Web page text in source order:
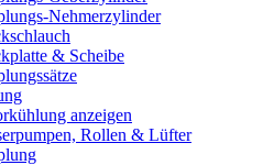
Nehmerzylinder
& Scheibe
anzeigen
Rollen & Lüfter